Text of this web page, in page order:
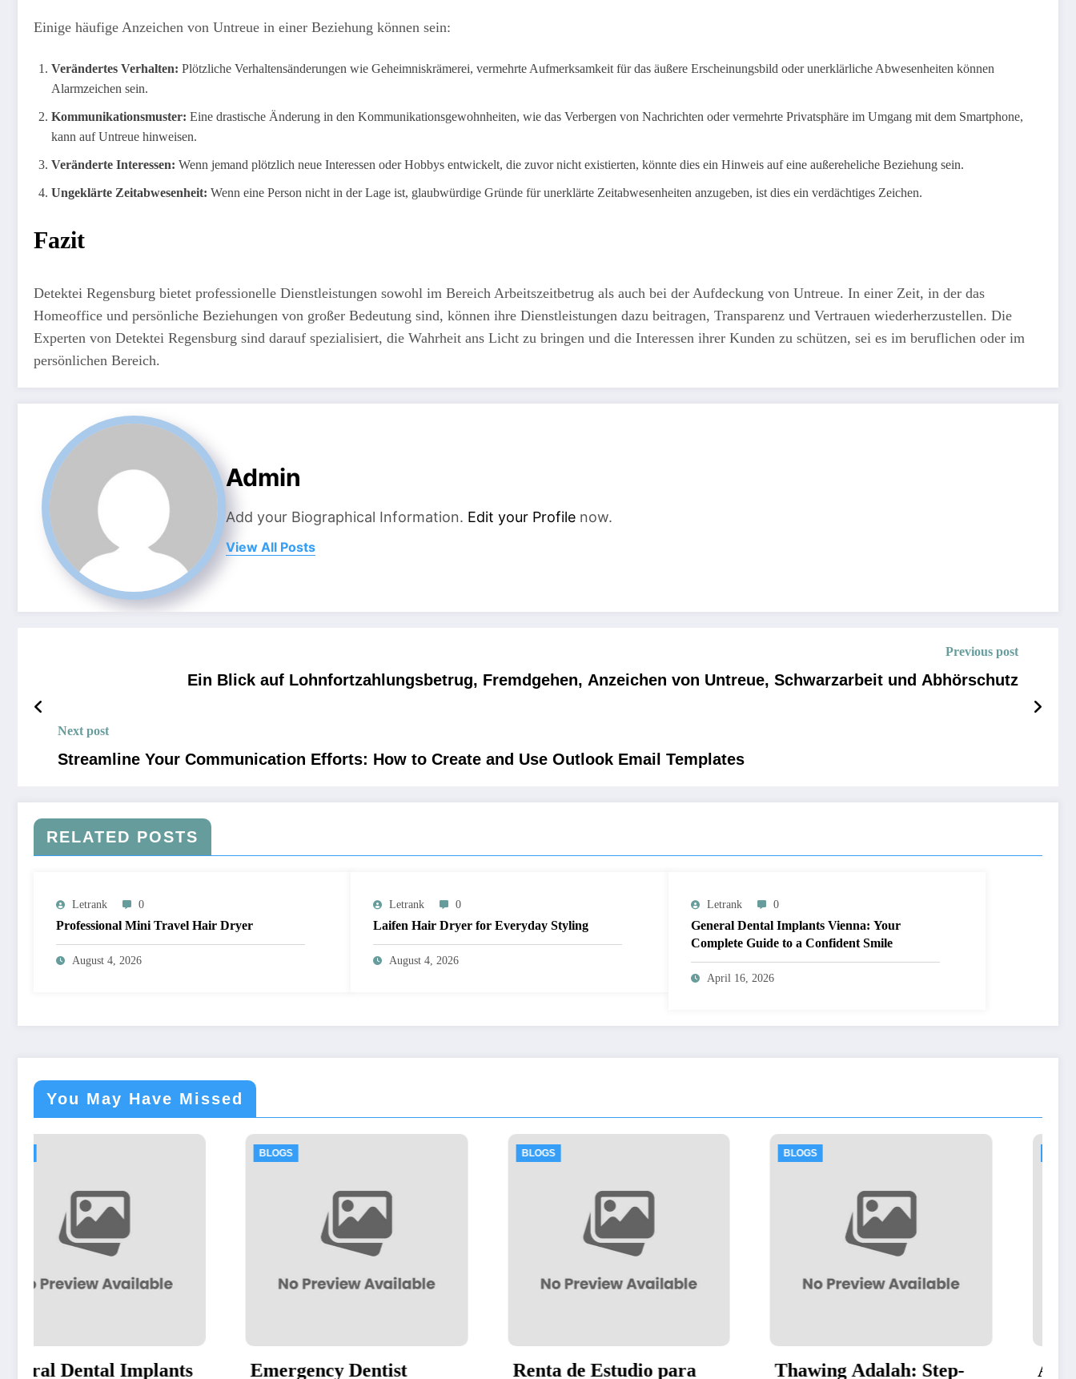
Einige häufige Anzeichen von Untreue in einer Beziehung können sein:
Verändertes Verhalten: Plötzliche Verhaltensänderungen wie Geheimniskrämerei, vermehrte Aufmerksamkeit für das äußere Erscheinungsbild oder unerklärliche Abwesenheiten können
Alarmzeichen sein.
Kommunikationsmuster: Eine drastische Änderung in den Kommunikationsgewohnheiten, wie das Verbergen von Nachrichten oder vermehrte Privatsphäre im Umgang mit dem Smartphone,
kann auf Untreue hinweisen.
Veränderte Interessen: Wenn jemand plötzlich neue Interessen oder Hobbys entwickelt, die zuvor nicht existierten, könnte dies ein Hinweis auf eine außereheliche Beziehung sein.
Ungeklärte Zeitabwesenheit: Wenn eine Person nicht in der Lage ist, glaubwürdige Gründe für unerklärte Zeitabwesenheiten anzugeben, ist dies ein verdächtiges Zeichen.
Fazit
Detektei Regensburg bietet professionelle Dienstleistungen sowohl im Bereich Arbeitszeitbetrug als auch bei der Aufdeckung von Untreue. In einer Zeit, in der das
Homeoffice und persönliche Beziehungen von großer Bedeutung sind, können ihre Dienstleistungen dazu beitragen, Transparenz und Vertrauen wiederherzustellen. Die
Experten von Detektei Regensburg sind darauf spezialisiert, die Wahrheit ans Licht zu bringen und die Interessen ihrer Kunden zu schützen, sei es im beruflichen oder im
persönlichen Bereich.
Admin
Add your Biographical Information. Edit your Profile now.
View All Posts
Previous post
Ein Blick auf Lohnfortzahlungsbetrug, Fremdgehen, Anzeichen von Untreue, Schwarzarbeit und Abhörschutz
Next post
Streamline Your Communication Efforts: How to Create and Use Outlook Email Templates
RELATED POSTS
Letrank 0
Professional Mini Travel Hair Dryer
August 4, 2026
Letrank 0
Laifen Hair Dryer for Everyday Styling
August 4, 2026
Letrank 0
General Dental Implants Vienna: Your
Complete Guide to a Confident Smile
April 16, 2026
You May Have Missed
Emergency Dentist Renta de Estudio para Thawing Adalah: Step- Authorized Dell Business